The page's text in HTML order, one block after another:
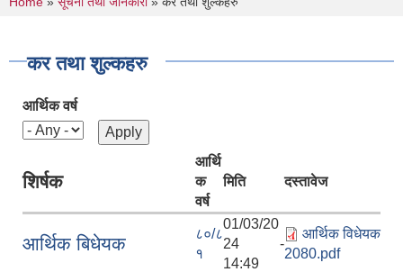
You are here
कर तथा शुल्कहरु
आर्थिक वर्ष
शिर्षक
आर्थि
क
वर्ष
मिति दस्तावेज
आर्थिक बिधेयक
८०/८
१
01/03/20
24 -
14:49
आर्थिक विधेयक
2080.pdf